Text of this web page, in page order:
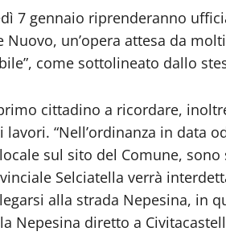
7 gennaio riprenderanno
Nuovo, un’opera attesa da
come sottolineato dallo
cittadino a ricordare,
lavori. “Nell’ordinanza in data
sul sito del Comune,
Selciatella verrà
alla strada Nepesina, in
Nepesina diretto a